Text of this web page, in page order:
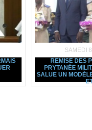
SAMEDI
REMISE DES
PRYTANÉE
SALUE UN